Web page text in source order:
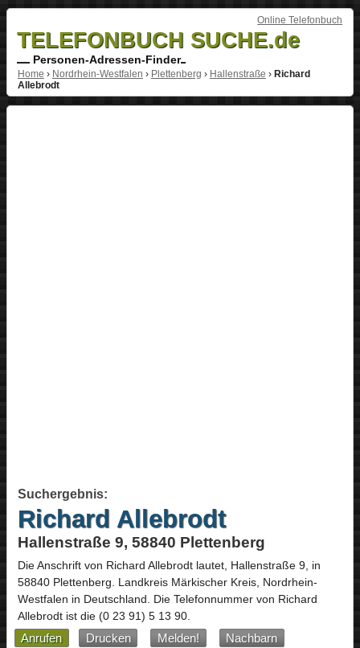
Online Telefonbuch
TELEFONBUCH SUCHE.de
Personen-Adressen-Finder
Home › Nordrhein-Westfalen › Plettenberg › Hallenstraße › Richard
Allebrodt
Suchergebnis:
Richard Allebrodt
Hallenstraße 9, 58840 Plettenberg
Die Anschrift von Richard Allebrodtlautet, Hallenstraße 9, in
58840 Plettenberg. Landkreis Märkischer Kreis, Nordrhein-
Westfalen in Deutschland. Die Telefonnummer von Richard
Allebrodt ist die (0 23 91) 5 13 90.
Anrufen Drucken Melden!
Nachbarn